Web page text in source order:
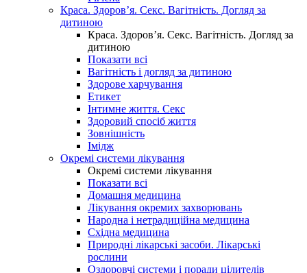
Краса. Здоров’я. Секс. Вагітність. Догляд за
дитиною
Краса. Здоров’я. Секс. Вагітність. Догляд за
дитиною
Показати всі
Вагітність і догляд за дитиною
Здорове харчування
Етикет
Інтимне життя. Секс
Здоровий спосіб життя
Зовнішність
Імідж
Окремі системи лікування
Окремі системи лікування
Показати всі
Домашня медицина
Лікування окремих захворювань
Народна і нетрадиційна медицина
Східна медицина
Природні лікарські засоби. Лікарські
рослини
Оздоровчі системи і поради цілителів